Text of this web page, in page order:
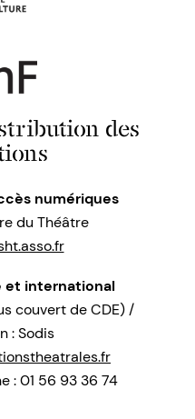
des
numériques
du Théâtre
et international
couvert de CDE) /
: Sodis
: 01 56 93 36 74